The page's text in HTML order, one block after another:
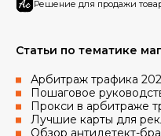
Решение для продажи
Статьи по тематике
Арбитраж трафика
работы с рекламными
Пошаговое
Facebook с
Прокси в арбитраже
новичкам в 2025 году
Лучшие карты для
в 2025 году
Обзор антидетект-